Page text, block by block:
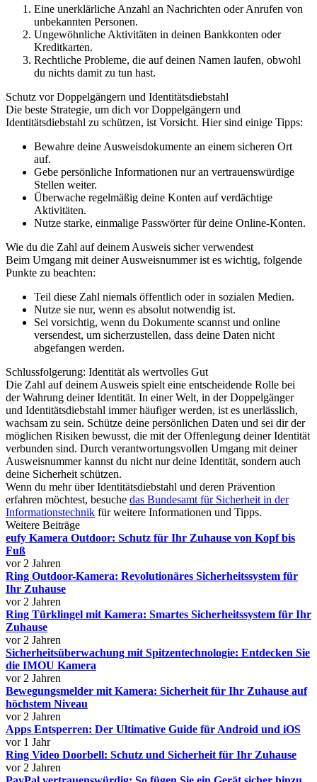
Eine unerklärliche Anzahl an Nachrichten oder Anrufen von
unbekannten Personen.
Ungewöhnliche Aktivitäten in deinen Bankkonten oder
Kreditkarten.
Rechtliche Probleme, die auf deinen Namen laufen, obwohl
du nichts damit zu tun hast.
Schutz vor Doppelgängern und Identitätsdiebstahl
Die beste Strategie, um dich vor Doppelgängern und
Identitätsdiebstahl zu schützen, ist Vorsicht. Hier sind einige Tipps:
Bewahre deine Ausweisdokumente an einem sicheren Ort
auf.
Gebe persönliche Informationen nur an vertrauenswürdige
Stellen weiter.
Überwache regelmäßig deine Konten auf verdächtige
Aktivitäten.
Nutze starke, einmalige Passwörter für deine Online-Konten.
Wie du die Zahl auf deinem Ausweis sicher verwendest
Beim Umgang mit deiner Ausweisnummer ist es wichtig, folgende
Punkte zu beachten:
Teil diese Zahl niemals öffentlich oder in sozialen Medien.
Nutze sie nur, wenn es absolut notwendig ist.
Sei vorsichtig, wenn du Dokumente scannst und online
versendest, um sicherzustellen, dass deine Daten nicht
abgefangen werden.
Schlussfolgerung: Identität als wertvolles Gut
Die Zahl auf deinem Ausweis spielt eine entscheidende Rolle bei
der Wahrung deiner Identität. In einer Welt, in der Doppelgänger
und Identitätsdiebstahl immer häufiger werden, ist es unerlässlich,
wachsam zu sein. Schütze deine persönlichen Daten und sei dir der
möglichen Risiken bewusst, die mit der Offenlegung deiner Identität
verbunden sind. Durch verantwortungsvollen Umgang mit deiner
Ausweisnummer kannst du nicht nur deine Identität, sondern auch
deine Sicherheit schützen.
Wenn du mehr über Identitätsdiebstahl und deren Prävention
erfahren möchtest, besuche das Bundesamt für Sicherheit in der
Informationstechnik für weitere Informationen und Tipps.
Weitere Beiträge
eufy Kamera Outdoor: Schutz für Ihr Zuhause von Kopf bis
Fuß
vor 2 Jahren
Ring Outdoor-Kamera: Revolutionäres Sicherheitssystem für
Ihr Zuhause
vor 2 Jahren
Ring Türklingel mit Kamera: Smartes Sicherheitssystem für Ihr
Zuhause
vor 2 Jahren
Sicherheitsüberwachung mit Spitzentechnologie: Entdecken Sie
die IMOU Kamera
vor 2 Jahren
Bewegungsmelder mit Kamera: Sicherheit für Ihr Zuhause auf
höchstem Niveau
vor 2 Jahren
Apps Entsperren: Der Ultimative Guide für Android und iOS
vor 1 Jahr
Ring Video Doorbell: Schutz und Sicherheit für Ihr Zuhause
vor 2 Jahren